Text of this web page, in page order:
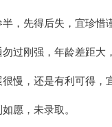
，先得后失，宜珍惜
过刚强，年龄差距大
慢，还是有利可得，
愿，未录取。